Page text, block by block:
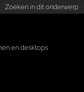
Zoeken in dit onderwerp
en desktops